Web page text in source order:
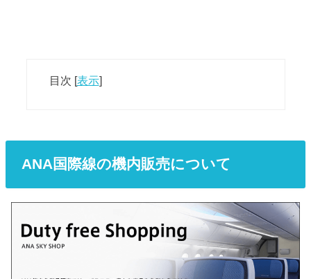
目次 [表示]
ANA国際線の機内販売について